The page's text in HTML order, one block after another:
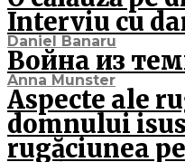
Interviu cu
Daniel Banaru
Война из
Anna Munster
Aspecte ale
domnului
rugăciunea